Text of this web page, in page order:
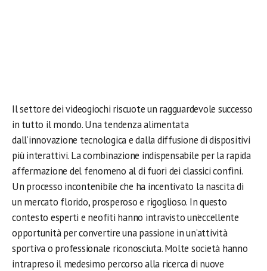
Il settore dei videogiochi riscuote un ragguardevole successo
in tutto il mondo. Una tendenza alimentata
dall’innovazione tecnologica e dalla diffusione di dispositivi
più interattivi. La combinazione indispensabile per la rapida
affermazione del fenomeno al di fuori dei classici confini.
Un processo incontenibile che ha incentivato la nascita di
un mercato florido, prosperoso e rigoglioso. In questo
contesto esperti e neofiti hanno intravisto un’eccellente
opportunità per convertire una passione in un’attività
sportiva o professionale riconosciuta. Molte società hanno
intrapreso il medesimo percorso alla ricerca di nuove